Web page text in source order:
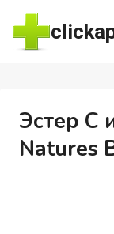
Перейти
содержимому
Эстер С
Natures